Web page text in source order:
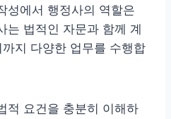
성에서 행정사의 역할은
는 법적인 자문과 함께 계
지 다양한 업무를 수행합
적 요건을 충분히 이해하